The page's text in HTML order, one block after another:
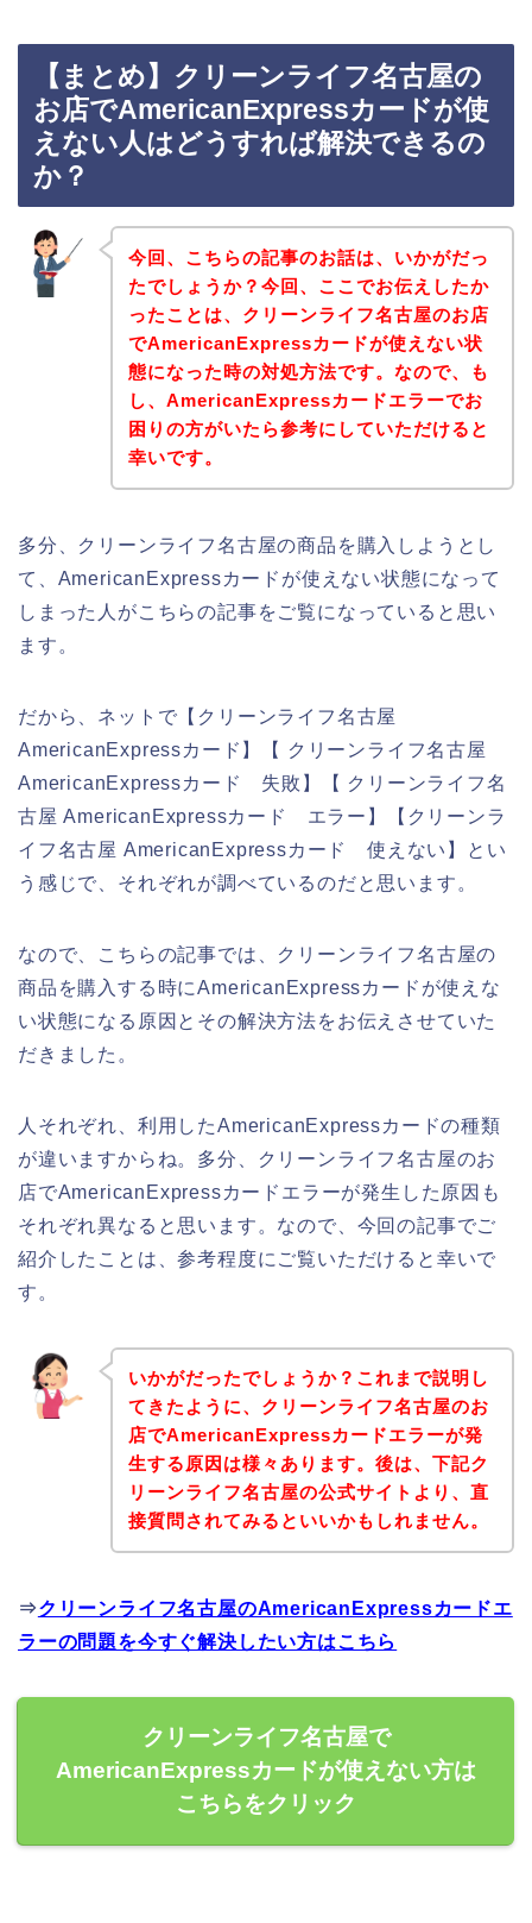
【まとめ】クリーンライフ名古屋の
お店でAmericanExpressカードが使
えない人はどうすれば解決できるの
か？
今回、こちらの記事のお話は、いかがだっ
たでしょうか？今回、ここでお伝えしたか
ったことは、クリーンライフ名古屋のお店
でAmericanExpressカードが使えない状
態になった時の対処方法です。なので、も
し、AmericanExpressカードエラーでお
困りの方がいたら参考にしていただけると
幸いです。
多分、クリーンライフ名古屋の商品を購入しようとし
て、AmericanExpressカードが使えない状態になって
しまった人がこちらの記事をご覧になっていると思い
ます。
だから、ネットで【クリーンライフ名古屋
AmericanExpressカード】【 クリーンライフ名古屋
AmericanExpressカード 失敗】【 クリーンライフ名
古屋 AmericanExpressカード エラー】【クリーンラ
イフ名古屋 AmericanExpressカード 使えない】とい
う感じで、それぞれが調べているのだと思います。
なので、こちらの記事では、クリーンライフ名古屋の
商品を購入する時にAmericanExpressカードが使えな
い状態になる原因とその解決方法をお伝えさせていた
だきました。
人それぞれ、利用したAmericanExpressカードの種類
が違いますからね。多分、クリーンライフ名古屋のお
店でAmericanExpressカードエラーが発生した原因も
それぞれ異なると思います。なので、今回の記事でご
紹介したことは、参考程度にご覧いただけると幸いで
す。
いかがだったでしょうか？これまで説明し
てきたように、クリーンライフ名古屋のお
店でAmericanExpressカードエラーが発
生する原因は様々あります。後は、下記ク
リーンライフ名古屋の公式サイトより、直
接質問されてみるといいかもしれません。
⇒クリーンライフ名古屋のAmericanExpressカードエ
ラーの問題を今すぐ解決したい方はこちら
クリーンライフ名古屋で
AmericanExpressカードが使えない方は
こちらをクリック